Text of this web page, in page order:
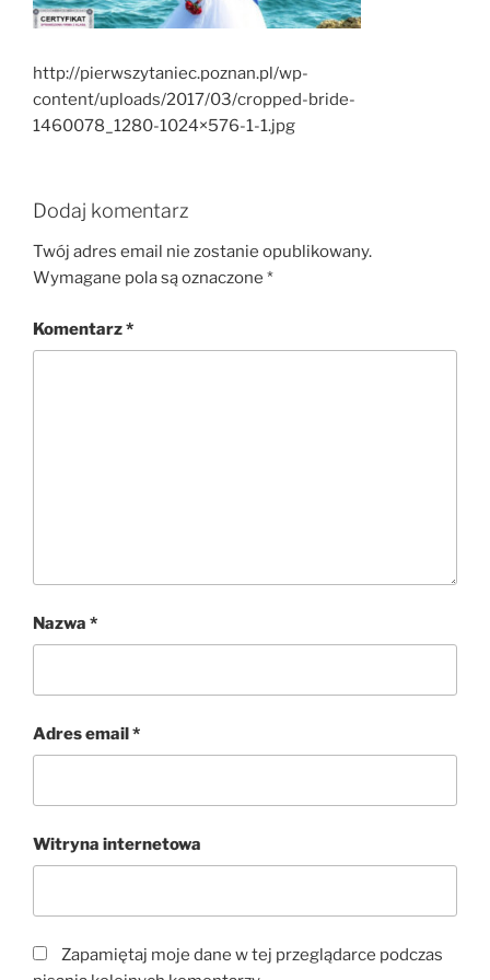
http://pierwszytaniec.poznan.pl/wp-
content/uploads/2017/03/cropped-bride-
1460078_1280-1024×576-1-1.jpg
Dodaj komentarz
Twój adres email nie zostanie opublikowany.
Wymagane pola są oznaczone *
Komentarz*
Nazwa *
Adres email*
Witryna internetowa
Zapamiętaj moje dane w tej przeglądarce podczas